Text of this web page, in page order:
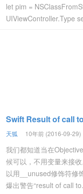
let pim =
UIViewController.Type
Swift Result of call
天狐 10年前 (2016-09-29)
我们都知道当在
候可以，不用变量来接
以用__unused修饰符修
爆出警告“result of call